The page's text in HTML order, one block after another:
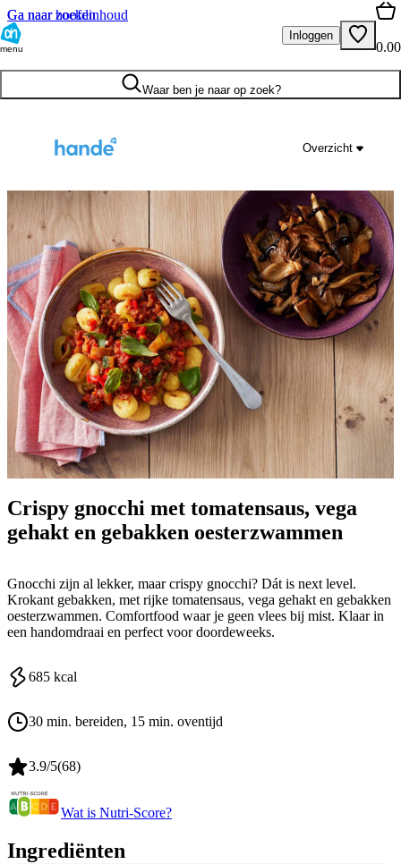
Ga naar hoofdinhoud
Ga naar zoeken
menu
Inloggen
0.00
Waar ben je naar op zoek?
Overzicht
Crispy gnocchi met tomatensaus, vega
gehakt en gebakken oesterzwammen
Gnocchi zijn al lekker, maar crispy gnocchi? Dát is next level.
Krokant gebakken, met rijke tomatensaus, vega gehakt en gebakken
oesterzwammen. Comfortfood waar je geen vlees bij mist. Klaar in
een handomdraai en perfect voor doordeweeks.
685 kcal
30 min. bereiden, 15 min. oventijd
3.9/5(68)
Wat is Nutri-Score?
Ingrediënten